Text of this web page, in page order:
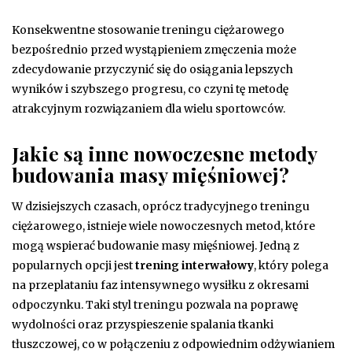
Konsekwentne stosowanie treningu ciężarowego
bezpośrednio przed wystąpieniem zmęczenia może
zdecydowanie przyczynić się do osiągania lepszych
wyników i szybszego progresu, co czyni tę metodę
atrakcyjnym rozwiązaniem dla wielu sportowców.
Jakie są inne nowoczesne metody
budowania masy mięśniowej?
W dzisiejszych czasach, oprócz tradycyjnego treningu
ciężarowego, istnieje wiele nowoczesnych metod, które
mogą wspierać budowanie masy mięśniowej. Jedną z
popularnych opcji jesttrening interwałowy, który polega
na przeplataniu faz intensywnego wysiłku z okresami
odpoczynku. Taki styl treningu pozwala na poprawę
wydolności oraz przyspieszenie spalania tkanki
tłuszczowej, co w połączeniu z odpowiednim odżywianiem